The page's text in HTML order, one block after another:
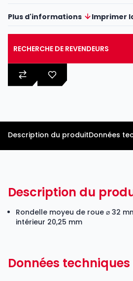
Plus d'informations Imprimer
RECHERCHE DE REVENDEURS
Description du produitDonnées
Description du
Rondelle moyeu de roue ⌀ 32
intérieur 20,25 mm
Données